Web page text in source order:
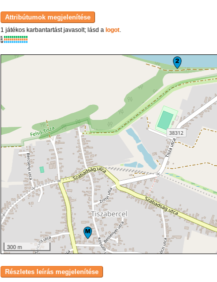
1 játékos karbantartást javasolt; lásd a logot.
K
R
W
300 m